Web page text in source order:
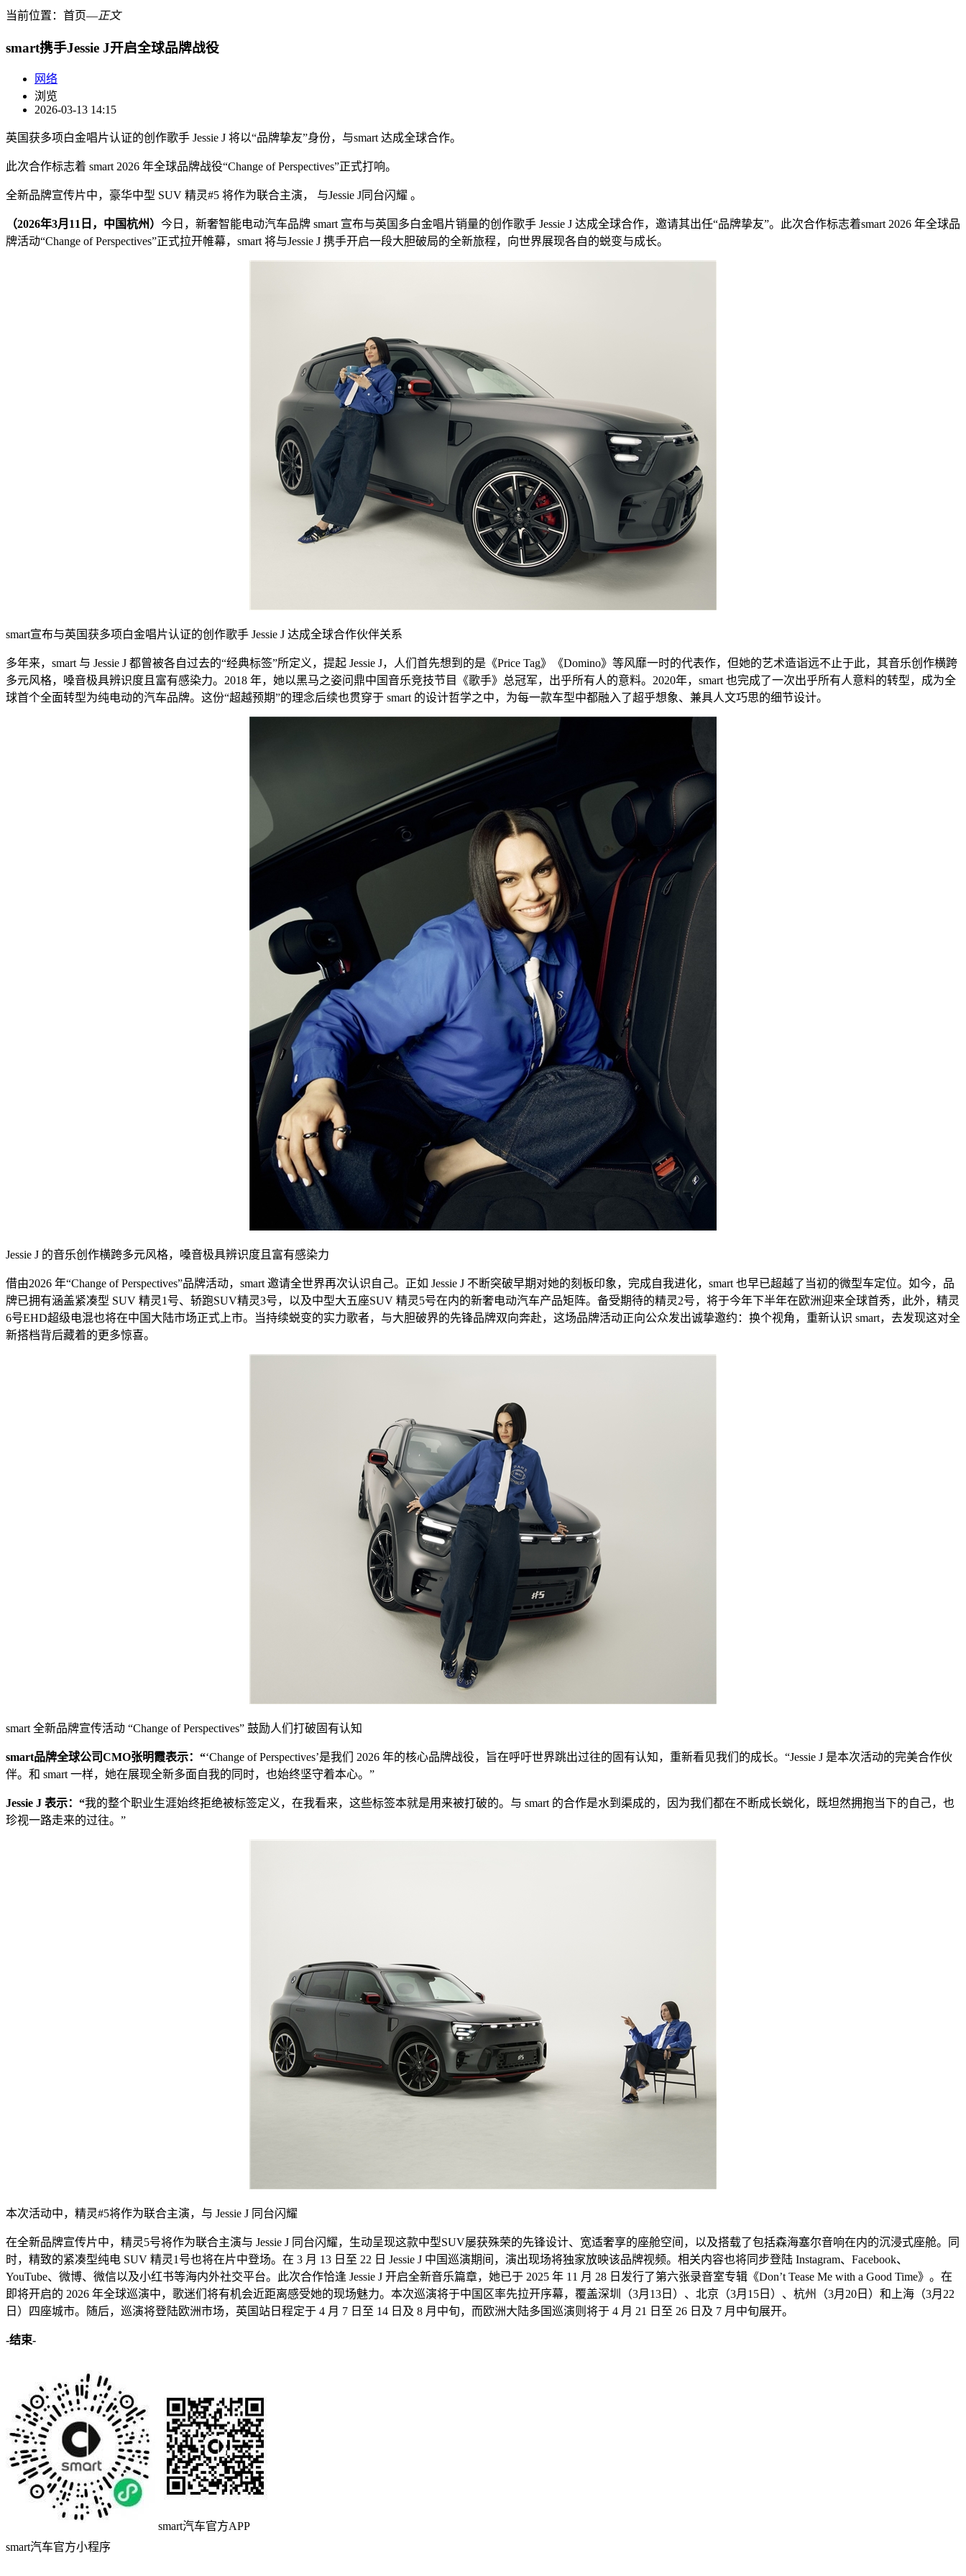
当前位置： 首页―正文
smart携手Jessie J开启全球品牌战役
网络
浏览
2026-03-13 14:15
英国获多项白金唱片认证的创作歌手 Jessie J 将以“品牌挚友”身份，与smart 达成全球合作。
此次合作标志着 smart 2026 年全球品牌战役“Change of Perspectives”正式打响。
全新品牌宣传片中，豪华中型 SUV 精灵#5 将作为联合主演， 与Jessie J同台闪耀 。
（2026年3月 11 日，中国杭州） 今日，新奢智能电动汽车品牌 smart 宣布与英国多白金唱片销量的创作歌手 Jessie J 达成全球合作，邀请其出任“品牌挚友”。此次合作标志着smart 2026 年全球品
牌活动“Change of Perspectives”正式拉开帷幕，smart 将与Jessie J 携手开启一段大胆破局的全新旅程，向世界展现各自的蜕变与成长。
smart宣布与英国获多项白金唱片认证的创作歌手 Jessie J 达成全球合作伙伴关系
多年来，smart 与 Jessie J 都曾被各自过去的“经典标签”所定义，提起 Jessie J，人们首先想到的是《Price Tag》《Domino》等风靡一时的代表作，但她的艺术造诣远不止于此，其音乐创作横跨
多元风格，嗓音极具辨识度且富有感染力。2018 年，她以黑马之姿问鼎中国音乐竞技节目《歌手》总冠军，出乎所有人的意料。2020年，smart 也完成了一次出乎所有人意料的转型，成为全
球首个全面转型为纯电动的汽车品牌。这份“超越预期”的理念后续也贯穿于 smart 的设计哲学之中，为每一款车型中都融入了超乎想象、兼具人文巧思的细节设计。
Jessie J 的音乐创作横跨多元风格，嗓音极具辨识度且富有感染力
借由2026 年“Change of Perspectives”品牌活动，smart 邀请全世界再次认识自己。正如 Jessie J 不断突破早期对她的刻板印象，完成自我进化，smart 也早已超越了当初的微型车定位。如今，品
牌已拥有涵盖紧凑型 SUV 精灵1号、轿跑SUV精灵3号，以及中型大五座SUV 精灵5号在内的新奢电动汽车产品矩阵。备受期待的精灵2号，将于今年下半年在欧洲迎来全球首秀，此外，精灵
6号EHD超级电混也将在中国大陆市场正式上市。当持续蜕变的实力歌者，与大胆破界的先锋品牌双向奔赴，这场品牌活动正向公众发出诚挚邀约：换个视角，重新认识 smart，去发现这对全
新搭档背后藏着的更多惊喜。
smart 全新品牌宣传活动 “Change of Perspectives” 鼓励人们打破固有认知
smart品牌全球公司CMO张明霞表示： “‘Change of Perspectives’是我们 2026 年的核心品牌战役，旨在呼吁世界跳出过往的固有认知，重新看见我们的成长。“Jessie J 是本次活动的完美合作伙
伴。和 smart 一样，她在展现全新多面自我的同时，也始终坚守着本心。”
Jessie J 表示： “我的整个职业生涯始终拒绝被标签定义，在我看来，这些标签本就是用来被打破的。与 smart 的合作是水到渠成的，因为我们都在不断成长蜕化，既坦然拥抱当下的自己，也
珍视一路走来的过往。”
本次活动中，精灵#5将作为联合主演，与 Jessie J 同台闪耀
在全新品牌宣传片中，精灵5号将作为联合主演与 Jessie J 同台闪耀，生动呈现这款中型SUV屡获殊荣的先锋设计、宽适奢享的座舱空间，以及搭载了包括森海塞尔音响在内的沉浸式座舱。同
时，精致的紧凑型纯电 SUV 精灵1号也将在片中登场。在 3 月 13 日至 22 日 Jessie J 中国巡演期间，演出现场将独家放映该品牌视频。相关内容也将同步登陆 Instagram、Facebook、
YouTube、微博、微信以及小红书等海内外社交平台。此次合作恰逢 Jessie J 开启全新音乐篇章，她已于 2025 年 11 月 28 日发行了第六张录音室专辑《Don’t Tease Me with a Good Time》。在
即将开启的 2026 年全球巡演中，歌迷们将有机会近距离感受她的现场魅力。本次巡演将于中国区率先拉开序幕，覆盖深圳（3月13日）、北京（3月15日）、杭州（3月20日）和上海（3月22
日）四座城市。随后，巡演将登陆欧洲市场，英国站日程定于 4 月 7 日至 14 日及 8 月中旬，而欧洲大陆多国巡演则将于 4 月 21 日至 26 日及 7 月中旬展开。
-结束-
smart汽车官方小程序
smart汽车官方APP